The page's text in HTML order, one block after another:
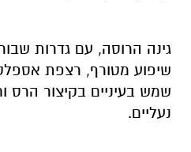
גינה הרוסה, עם גדרות
שיפוע מטורף, רצפת
שמש בעיניים בקיצור הרס
נעליים.